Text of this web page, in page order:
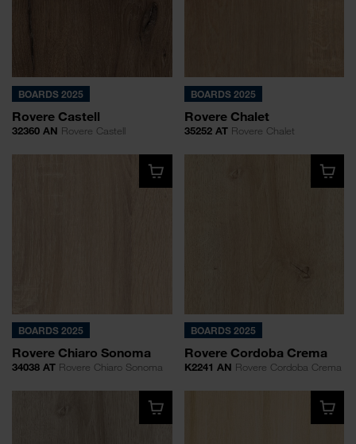
BOARDS 2025
Rovere Castell
32360 AN Rovere Castell
BOARDS 2025
Rovere Chalet
35252 ATRovere Chalet
BOARDS 2025
Rovere Chiaro Sonoma
34038 AT Rovere Chiaro Sonoma
BOARDS 2025
Rovere Cordoba Crema
K2241 AN Rovere Cordoba Crema